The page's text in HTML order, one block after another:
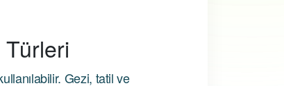
Gezi, tatil ve